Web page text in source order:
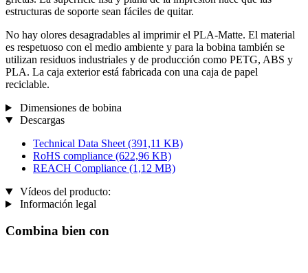
estructuras de soporte sean fáciles de quitar.
No hay olores desagradables al imprimir el PLA-Matte. El material
es respetuoso con el medio ambiente y para la bobina también se
utilizan residuos industriales y de producción como PETG, ABS y
PLA. La caja exterior está fabricada con una caja de papel
reciclable.
Dimensiones de bobina
Descargas
Technical Data Sheet (391,11 KB)
RoHS compliance (622,96 KB)
REACH Compliance (1,12 MB)
Vídeos del producto:
Información legal
Combina bien con